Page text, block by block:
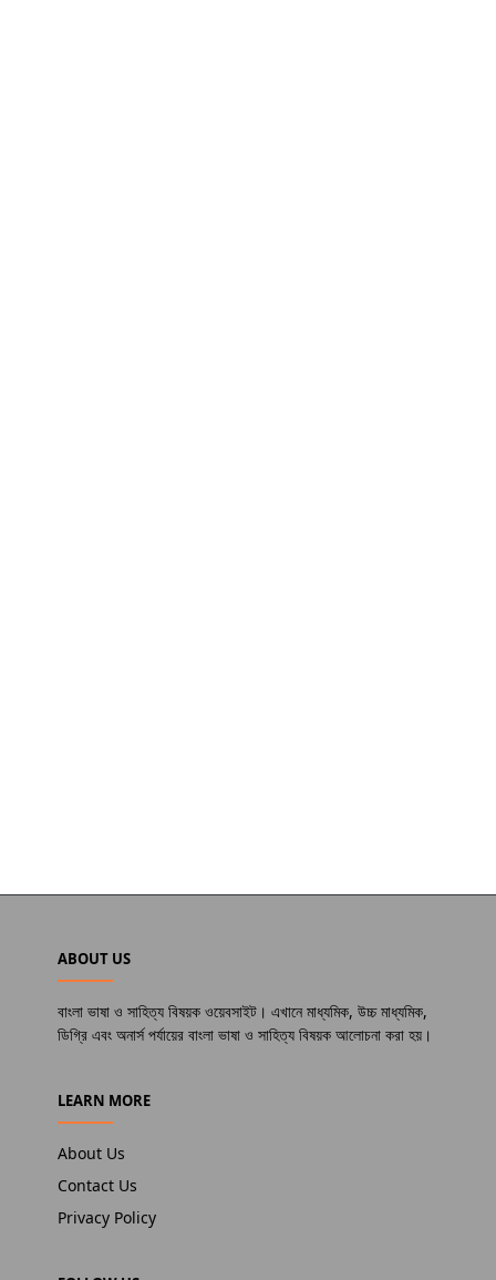
ABOUT US
বাংলা ভাষা ও সাহিত্য বিষয়ক ওয়েবসাইট। এখানে মাধ্যমিক, উচ্চ মাধ্যমিক,
ডিগ্রি এবং অনার্স পর্যায়ের বাংলা ভাষা ও সাহিত্য বিষয়ক আলোচনা করা হয়।
LEARN MORE
About Us
Contact Us
Privacy Policy